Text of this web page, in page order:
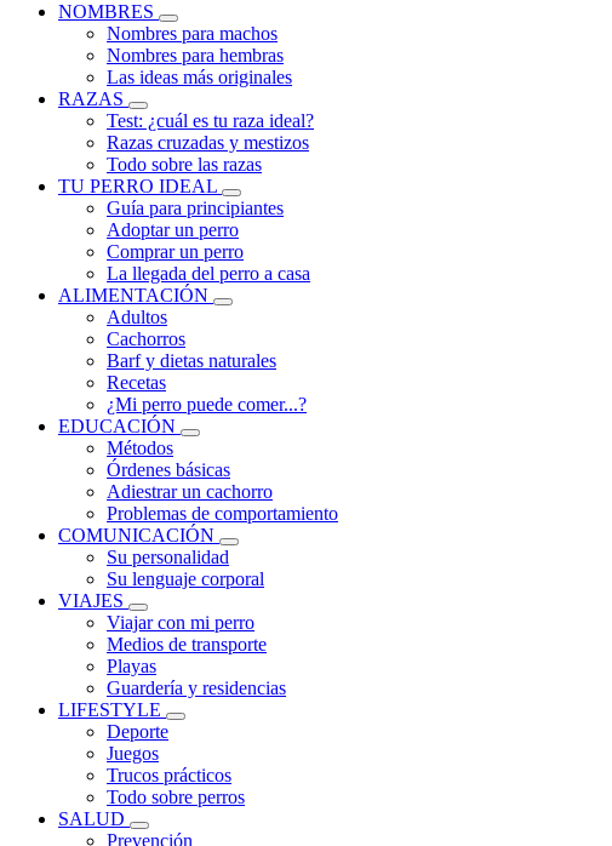
NOMBRES
Nombres para machos
Nombres para hembras
Las ideas más originales
RAZAS
Test: ¿cuál es tu raza ideal?
Razas cruzadas y mestizos
Todo sobre las razas
TU PERRO IDEAL
Guía para principiantes
Adoptar un perro
Comprar un perro
La llegada del perro a casa
ALIMENTACIÓN
Adultos
Cachorros
Barf y dietas naturales
Recetas
¿Mi perro puede comer...?
EDUCACIÓN
Métodos
Órdenes básicas
Adiestrar un cachorro
Problemas de comportamiento
COMUNICACIÓN
Su personalidad
Su lenguaje corporal
VIAJES
Viajar con mi perro
Medios de transporte
Playas
Guardería y residencias
LIFESTYLE
Deporte
Juegos
Trucos prácticos
Todo sobre perros
SALUD
Prevención